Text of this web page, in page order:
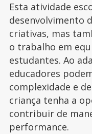
Esta atividade
desenvolvimento
criativas, mas
o trabalho em
estudantes. Ao
educadores
complexidade e
criança tenha a
contribuir de
performance.